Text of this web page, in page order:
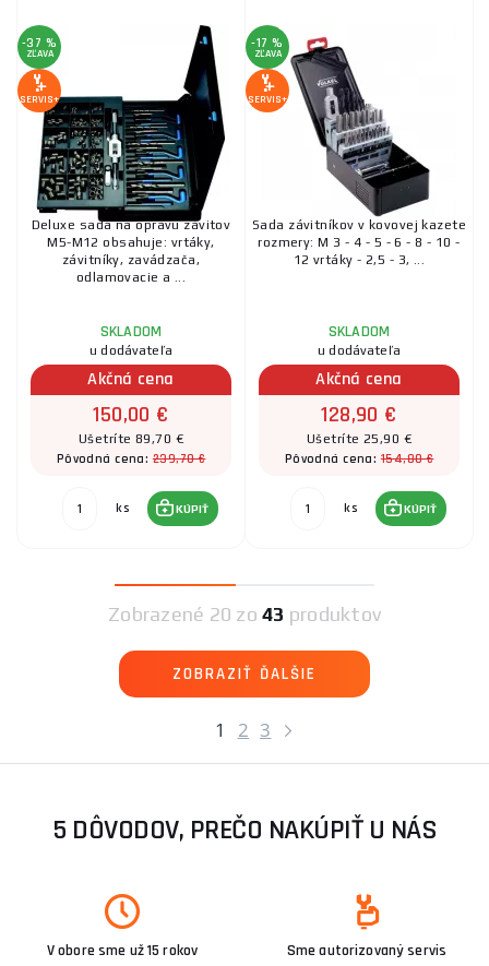
-37 %
ZĽAVA
SERVIS+
Deluxe sada na opravu závitov
M5-M12 obsahuje: vrtáky,
závitníky, zavádzača,
odlamovacie a ...
SKLADOM
u dodávateľa
Akčná cena
150,00 €
Ušetríte 89,70 €
Pôvodná cena:239,70 €
ks KÚPIŤ
-17 %
ZĽAVA
SERVIS+
Sada závitníkov v kovovej kazete
rozmery: M 3 - 4 - 5 - 6 - 8 - 10 -
12 vrtáky - 2,5 - 3, ...
SKLADOM
u dodávateľa
Akčná cena
128,90 €
Ušetríte 25,90 €
Pôvodná cena:154,80 €
ks KÚPIŤ
1 2 3
Zobrazené 20 zo 43 produktov
ZOBRAZIŤ ĎALŠIE
5 DÔVODOV, PREČO NAKÚPIŤ U NÁS
V obore sme už 15 rokov
Sme autorizovaný servis